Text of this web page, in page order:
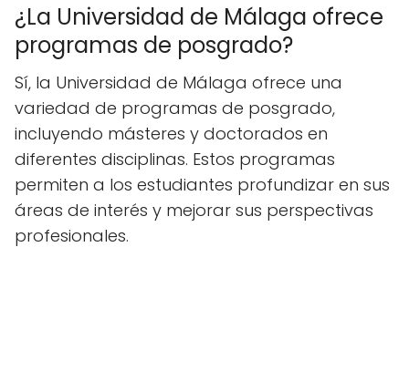
¿La Universidad de Málaga ofrece
programas de posgrado?
Sí, la Universidad de Málaga ofrece una
variedad de programas de posgrado,
incluyendo másteres y doctorados en
diferentes disciplinas. Estos programas
permiten a los estudiantes profundizar en sus
áreas de interés y mejorar sus perspectivas
profesionales.